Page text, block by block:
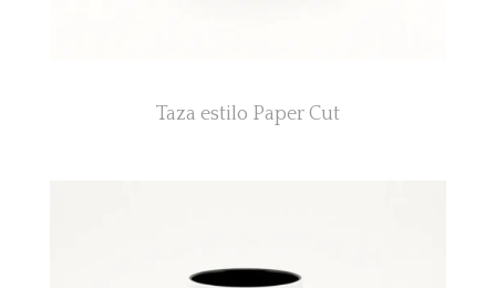
Taza estilo Paper Cut